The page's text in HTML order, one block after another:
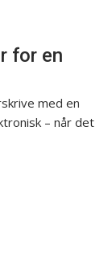
for en
med en
– når det